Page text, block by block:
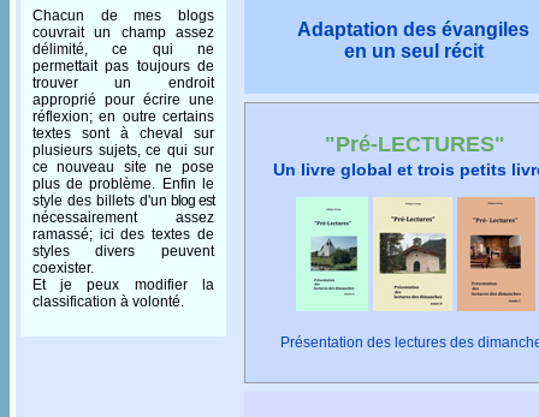
Chacun de mes blogs
couvrait un champ assez
délimité, ce qui ne
permettait pas toujours de
trouver un endroit
approprié pour écrire une
réflexion; en outre certains
textes sont à cheval sur
plusieurs sujets, ce qui sur
ce nouveau site ne pose
plus de problème. Enfin le
style des billets d'un blog est
nécessairement assez
ramassé; ici des textes de
styles divers peuvent
coexister.
Et je peux modifier la
classification à volonté.
Adaptation des évangiles
en un seul récit
"Pré-LECTURES"
Un livre global et trois petits
Présentation des lectures des